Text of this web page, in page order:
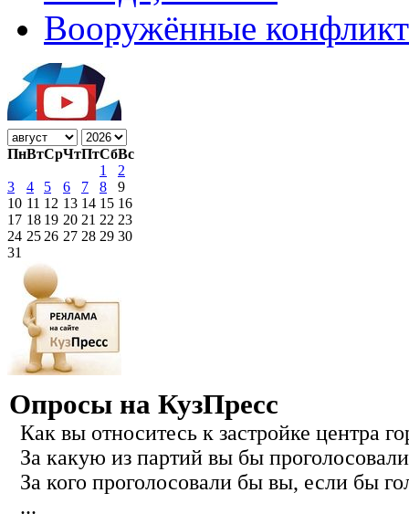
Вооружённые
ПнВтСрЧтПтСбВс
1
2
3
4 5 6 7 8
9
10 11 12 13 14 15 16
17 18 19 20 21 22 23
24 25 26 27 28 29 30
31
Опросы на КузПресс
Как вы относитесь к застройке центра
За какую из партий вы бы
За кого проголосовали бы вы, если бы
...